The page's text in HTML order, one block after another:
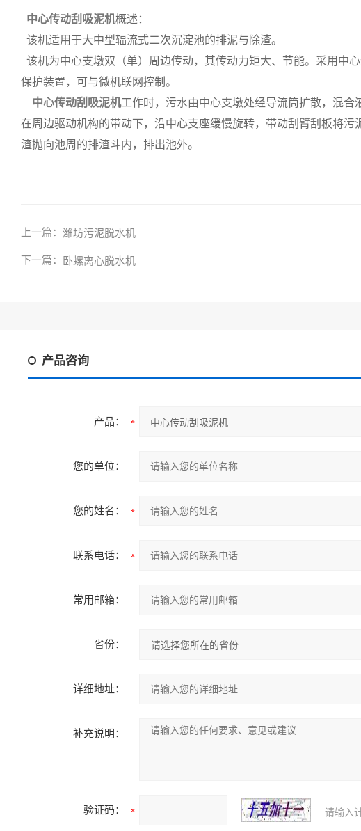
中心传动刮吸泥机概述：
该机适用于大中型辐流式二次沉淀池的排泥与除渣。
该机为中心支墩双（单）周边传动，其传动力矩大、节能。采用中
保护装置，可与微机联网控制。
中心传动刮吸泥机工作时，污水由中心支墩处经导流筒扩散，混
在周边驱动机构的带动下，沿中心支座缓慢旋转，带动刮臂刮板将
渣抛向池周的排渣斗内，排出池外。
上一篇： 潍坊污泥脱水机
下一篇： 卧螺离心脱水机
产品咨询
产品：
您的单位：
您的姓名：
联系电话：
常用邮箱：
省份：
详细地址：
补充说明：
验证码： 请输入